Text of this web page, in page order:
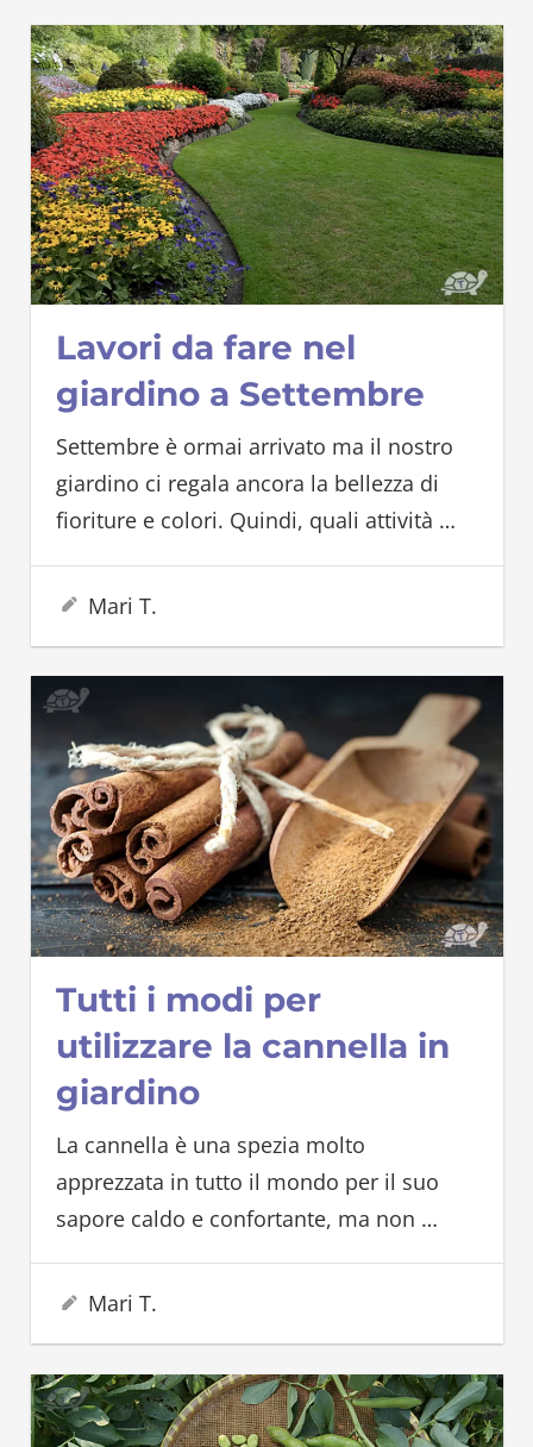
Lavori da fare nel
giardino a Settembre
Settembre è ormai arrivato ma il nostro
giardino ci regala ancora la bellezza di
fioriture e colori. Quindi, quali attività …
31 Agosto 2023
Mari T.
Tutti i modi per
utilizzare la cannella in
giardino
La cannella è una spezia molto
apprezzata in tutto il mondo per il suo
sapore caldo e confortante, ma non …
26 Agosto 2023
Mari T.